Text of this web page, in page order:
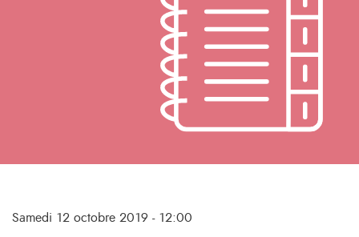
Samedi 12 octobre 2019 - 12:00